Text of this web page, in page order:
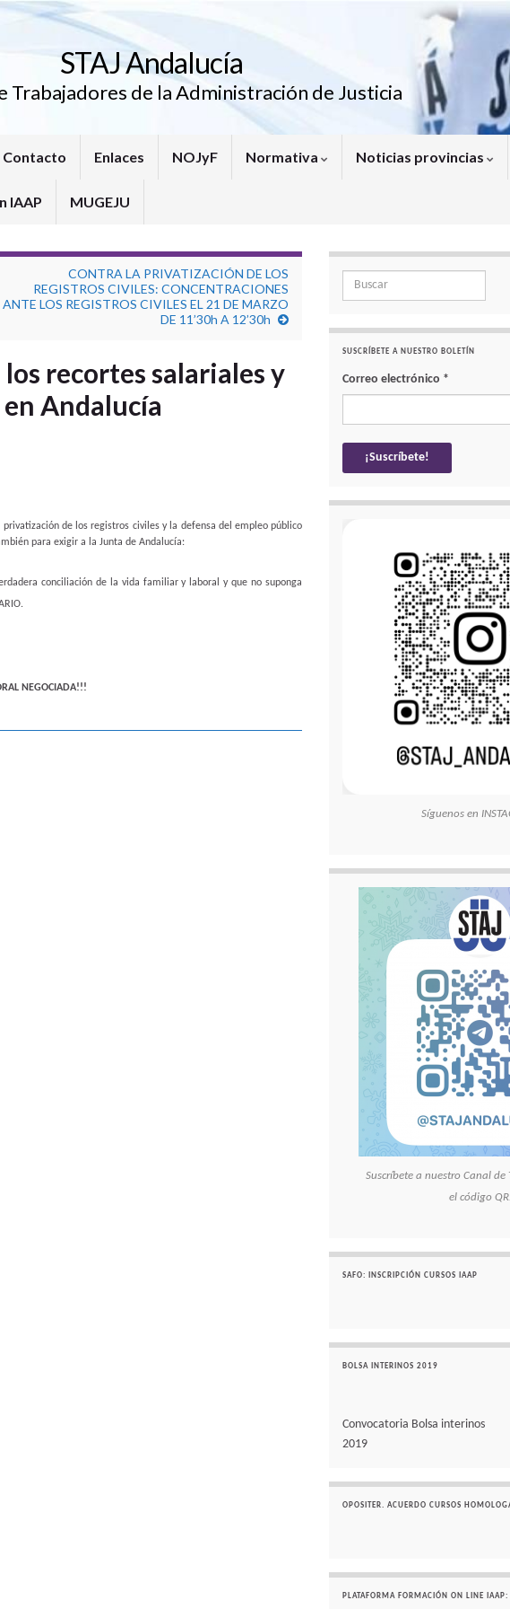
STAJ Andalucía
Trabajadores de la Administración de Justicia
Contacto Enlaces NOJyF Normativa Noticias provincias
IAAP MUGEJU
CONTRA LA PRIVATIZACIÓN DE LOS
REGISTROS CIVILES: CONCENTRACIONES
ANTE LOS REGISTROS CIVILES EL 21 DE MARZO
DE 11’30h A 12’30h
recortes salariales y
Andalucía
de los registros civiles y la defensa del empleo público
para exigir a la Junta de Andalucía:
conciliación de la vida familiar y laboral y que no suponga
NEGOCIADA!!!
Search for:
SUSCRÍBETE A NUESTRO BOLETÍN
Correo electrónico *
Síguenos en
Suscríbete a nuestro Canal de
el código QR.
SAFO: INSCRIPCIÓN CURSOS IAAP
BOLSA INTERINOS 2019
Convocatoria Bolsa interinos
2019
OPOSITER. ACUERDO CURSOS
PLATAFORMA FORMACIÓN ON LINE IAAP: